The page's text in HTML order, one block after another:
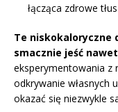
łącząca zdrowe
Te niskokaloryczne
smacznie jeść
eksperymentowania z
odkrywanie własnych
okazać się niezwykle